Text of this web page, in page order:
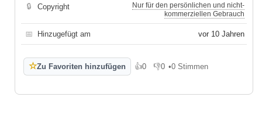
🔒 Copyright
Nur für den persönlichen und nicht-
kommerziellen Gebrauch
📅 Hinzugefügt am vor 10 Jahren
☆Zu Favoriten hinzufügen 👍0
Gefällt mir
👎0
Gefällt mir nicht
•0 Stimmen